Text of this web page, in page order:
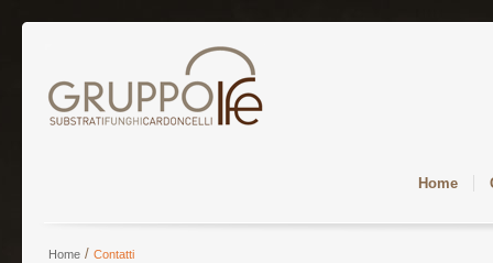
Home
Home / Contatti